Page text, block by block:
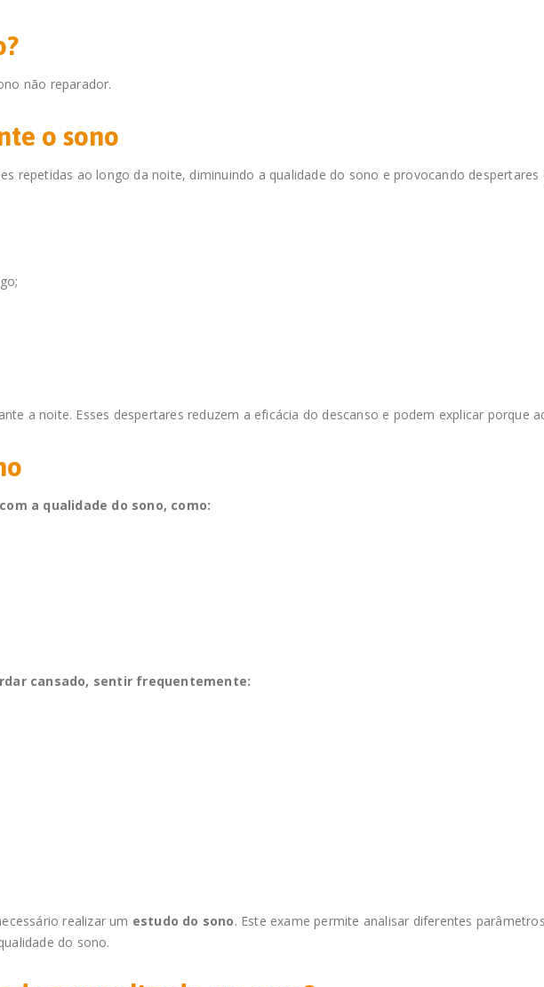
não reparador.
o sono
repetidas ao longo da noite, diminuindo a qualidade do sono e provocando despertares
a noite. Esses despertares reduzem a eficácia do descanso e podem explicar porque
a qualidade do sono, como:
cansado, sentir frequentemente:
realizar um estudo do sono. Este exame permite analisar diferentes
do sono.